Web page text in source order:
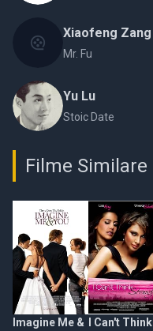
Xiaofeng Zang
Mr. Fu
Yu Lu
Stoic Date
Filme Similare
Imagine Me &
I Can't Think